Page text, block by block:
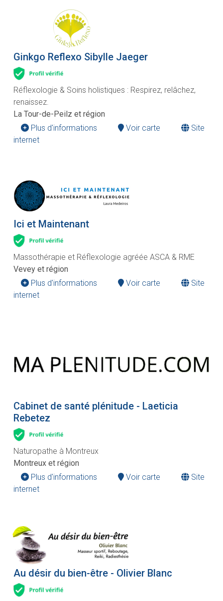
Ginkgo Reflexo Sibylle Jaeger
Réflexologie & Soins holistiques : Respirez, relâchez,
renaissez.
La Tour-de-Peilz et région
Plus d'informations
Voir carte
Site
internet
Ici et Maintenant
Massothérapie et Réflexologie agréée ASCA & RME
Vevey et région
Plus d'informations
Voir carte
Site
internet
Cabinet de santé plénitude - Laeticia
Rebetez
Naturopathe à Montreux
Montreux et région
Plus d'informations
Voir carte
Site
internet
Au désir du bien-être - Olivier Blanc